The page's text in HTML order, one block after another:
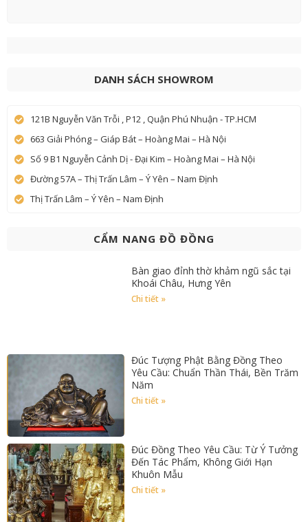
DANH SÁCH SHOWROM
121B Nguyễn Văn Trỗi , P12 , Quận Phú Nhuận - TP.HCM
663 Giải Phóng – Giáp Bát – Hoàng Mai – Hà Nội
Số 9 B1 Nguyễn Cảnh Dị - Đại Kim – Hoàng Mai – Hà Nội
Đường 57A – Thị Trấn Lâm – Ý Yên – Nam Định
Thị Trấn Lâm – Ý Yên – Nam Định
CẨM NANG ĐỒ ĐỒNG
Bàn giao đỉnh thờ khảm ngũ sắc tại
Khoái Châu, Hưng Yên
Chi tiết »
Đúc Tượng Phật Bằng Đồng Theo
Yêu Cầu: Chuẩn Thần Thái, Bền Trăm
Năm
Chi tiết »
Đúc Đồng Theo Yêu Cầu: Từ Ý Tưởng
Đến Tác Phẩm, Không Giới Hạn
Khuôn Mẫu
Chi tiết »